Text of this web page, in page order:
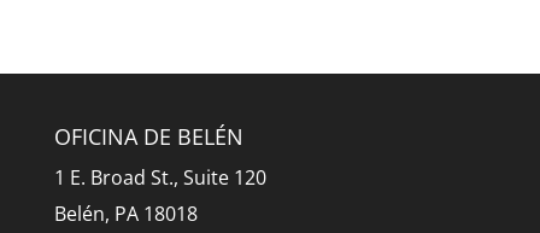
OFICINA DE BELÉN
1 E. Broad St., Suite 120
Belén, PA 18018